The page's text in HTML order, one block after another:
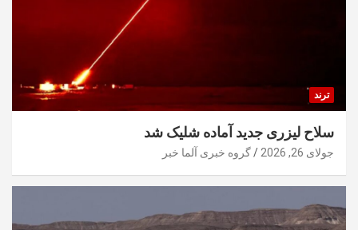
ترند
سلاح لیزری جدید آماده شلیک شد
جولای 26, 2026 گروه خبری آلما خبر